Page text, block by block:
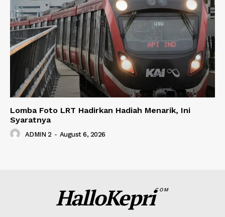
Lomba Foto LRT Hadirkan Hadiah Menarik, Ini
Syaratnya
ADMIN 2 - August 6, 2026
HalloKepriCOM